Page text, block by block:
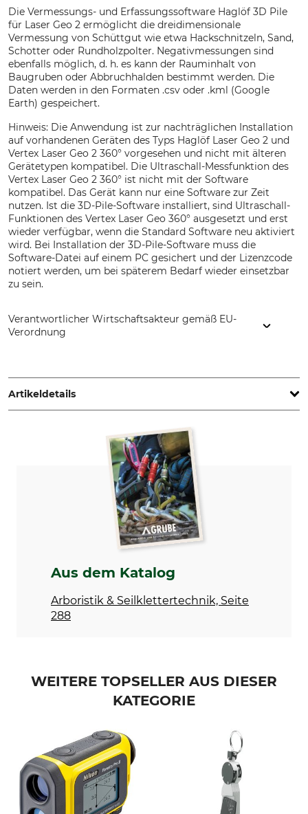
Die Vermessungs- und Erfassungssoftware Haglöf 3D Pile
für Laser Geo 2 ermöglicht die dreidimensionale
Vermessung von Schüttgut wie etwa Hackschnitzeln, Sand,
Schotter oder Rundholzpolter. Negativmessungen sind
ebenfalls möglich, d. h. es kann der Rauminhalt von
Baugruben oder Abbruchhalden bestimmt werden. Die
Daten werden in den Formaten .csv oder .kml (Google
Earth) gespeichert.
Hinweis: Die Anwendung ist zur nachträglichen Installation
auf vorhandenen Geräten des Typs Haglöf Laser Geo 2 und
Vertex Laser Geo 2 360° vorgesehen und nicht mit älteren
Gerätetypen kompatibel. Die Ultraschall-Messfunktion des
Vertex Laser Geo 2 360° ist nicht mit der Software
kompatibel. Das Gerät kann nur eine Software zur Zeit
nutzen. Ist die 3D-Pile-Software installiert, sind Ultraschall-
Funktionen des Vertex Laser Geo 360° ausgesetzt und erst
wieder verfügbar, wenn die Standard Software neu aktiviert
wird. Bei Installation der 3D-Pile-Software muss die
Software-Datei auf einem PC gesichert und der Lizenzcode
notiert werden, um bei späterem Bedarf wieder einsetzbar
zu sein.
Verantwortlicher Wirtschaftsakteur gemäß EU-
Verordnung
Sweden, www.haglofsweden.com
Artikeldetails
Produkttyp
Vermessungssoftware
3D Pile für Laser Geo 2
Herstellung
Made in Sweden
Aus dem Katalog
Arboristik & Seilklettertechnik, Seite
288
WEITERE TOPSELLER AUS DIESER
KATEGORIE